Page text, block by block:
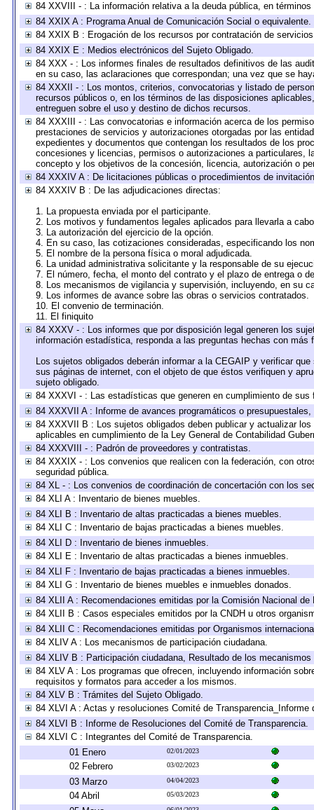
84 XXVIII - : La información relativa a la deuda pública, en
84 XXIX A : Programa Anual de Comunicación Social o equivalente.
84 XXIX B : Erogación de los recursos por contratación de
84 XXIX E : Medios electrónicos del Sujeto Obligado.
84 XXX - : Los informes finales de resultados definitivos de las
en su caso, las aclaraciones que correspondan; una vez que se
84 XXXII - : Los montos, criterios, convocatorias y listado de
recursos públicos o, en los términos de las disposiciones
entreguen sobre el uso y destino de dichos recursos.
84 XXXIII - : Las convocatorias e información acerca de los
prestaciones de servicios y autorizaciones otorgadas por las
expedientes y documentos que contengan los resultados de los
concesiones y licencias, permisos o autorizaciones a particulares,
concepto y los objetivos de la concesión, licencia, autorización o
84 XXXIV A : De licitaciones públicas o procedimientos de
84 XXXIV B : De las adjudicaciones directas:
1. La propuesta enviada por el participante.
2. Los motivos y fundamentos legales aplicados para llevarla a
3. La autorización del ejercicio de la opción.
4. En su caso, las cotizaciones consideradas, especificando los
5. El nombre de la persona física o moral adjudicada.
6. La unidad administrativa solicitante y la responsable de su
7. El número, fecha, el monto del contrato y el plazo de entrega o
8. Los mecanismos de vigilancia y supervisión, incluyendo, en su
9. Los informes de avance sobre las obras o servicios contratados.
10. El convenio de terminación.
11. El finiquito
84 XXXV - : Los informes que por disposición legal generen los
información estadística, responda a las preguntas hechas con más
Los sujetos obligados deberán informar a la CEGAIP y verificar
sus páginas de internet, con el objeto de que éstos verifiquen y
sujeto obligado.
84 XXXVI - : Las estadísticas que generen en cumplimiento de
84 XXXVII A : Informe de avances programáticos o
84 XXXVII B : Los sujetos obligados deben publicar y actualizar
aplicables en cumplimiento de la Ley General de Contabilidad
84 XXXVIII - : Padrón de proveedores y contratistas.
84 XXXIX - : Los convenios que realicen con la federación, con
seguridad pública.
84 XL - : Los convenios de coordinación de concertación con los
84 XLI A : Inventario de bienes muebles.
84 XLI B : Inventario de altas practicadas a bienes muebles.
84 XLI C : Inventario de bajas practicadas a bienes muebles.
84 XLI D : Inventario de bienes inmuebles.
84 XLI E : Inventario de altas practicadas a bienes inmuebles.
84 XLI F : Inventario de bajas practicadas a bienes inmuebles.
84 XLI G : Inventario de bienes muebles e inmuebles donados.
84 XLII A : Recomendaciones emitidas por la Comisión Nacional de
84 XLII B : Casos especiales emitidos por la CNDH u otros
84 XLII C : Recomendaciones emitidas por Organismos
84 XLIV A : Los mecanismos de participación ciudadana.
84 XLIV B : Participación ciudadana, Resultado de los
84 XLV A : Los programas que ofrecen, incluyendo información
requisitos y formatos para acceder a los mismos.
84 XLV B : Trámites del Sujeto Obligado.
84 XLVI A : Actas y resoluciones Comité de
84 XLVI B : Informe de Resoluciones del Comité de Transparencia.
84 XLVI C : Integrantes del Comité de Transparencia.
01 Enero
02/01/2023
02 Febrero 03/02/2023
03 Marzo 04/04/2023
04 Abril 05/03/2023